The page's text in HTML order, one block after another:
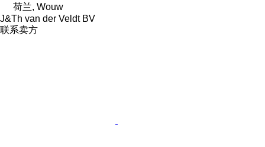
荷兰, Wouw
J&Th van der Veldt BV
联系卖方